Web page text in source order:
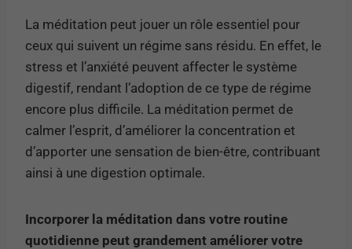
La méditation peut jouer un rôle essentiel pour
ceux qui suivent un régime sans résidu. En effet, le
stress et l’anxiété peuvent affecter le système
digestif, rendant l’adoption de ce type de régime
encore plus difficile. La méditation permet de
calmer l’esprit, d’améliorer la concentration et
d’apporter une sensation de bien-être, contribuant
ainsi à une digestion optimale.
Incorporer la méditation dans votre routine
quotidienne peut grandement améliorer votre